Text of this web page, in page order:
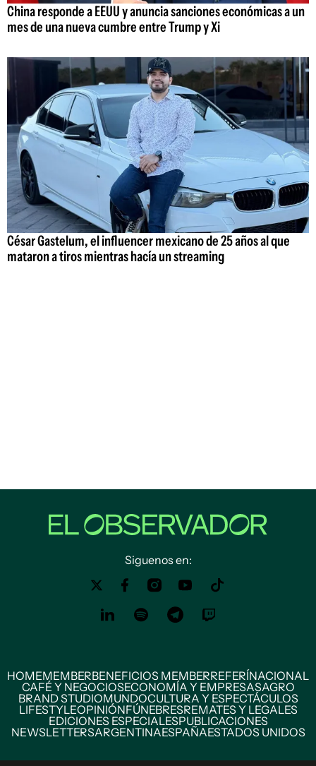
China responde a EEUU y anuncia sanciones económicas a un
mes de una nueva cumbre entre Trump y Xi
César Gastelum, el influencer mexicano de 25 años al que
mataron a tiros mientras hacía un streaming
Siguenos en:
HOMEMEMBERBENEFICIOS MEMBERREFERÍNACIONAL
CAFÉ Y NEGOCIOSECONOMÍA Y EMPRESASAGRO
BRAND STUDIOMUNDOCULTURA Y ESPECTÁCULOS
LIFESTYLEOPINIÓNFÚNEBRESREMATES Y LEGALES
EDICIONES ESPECIALESPUBLICACIONES
NEWSLETTERSARGENTINAESPAÑAESTADOS UNIDOS